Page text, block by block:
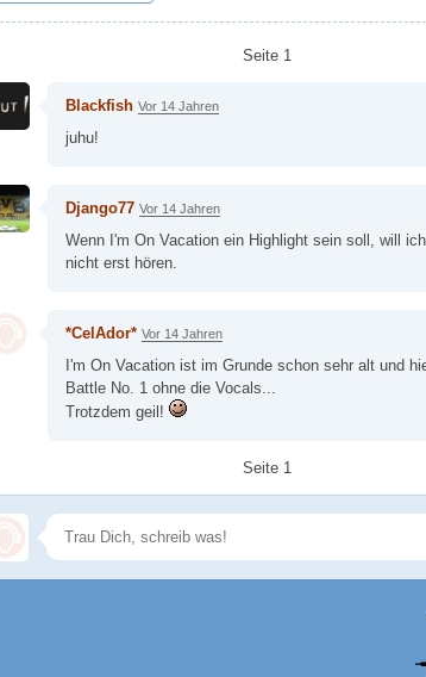
Seite 1
Blackfish Vor 14 Jahren
juhu!
Django77 Vor 14 Jahren
Wenn I'm On Vacation ein Highlight sein soll, will
nicht erst hören.
*CelAdor* Vor 14 Jahren
I'm On Vacation ist im Grunde schon sehr alt und
Battle No. 1 ohne die Vocals...
Trotzdem geil!
Seite 1